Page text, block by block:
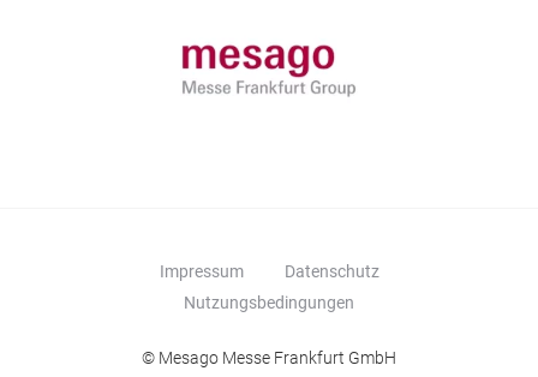
Impressum
Datenschutz
Nutzungsbedingungen
© Mesago Messe Frankfurt GmbH